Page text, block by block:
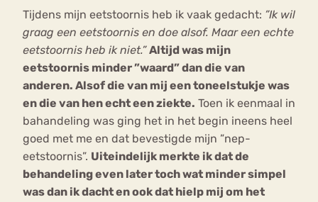
Tijdens mijn eetstoornis heb ik vaak gedacht: ”Ik wil
graag een eetstoornis en doe alsof. Maar een echte
eetstoornis heb ik niet.” Altijd was mijn
eetstoornis minder ”waard” dan die van
anderen. Alsof die van mij een toneelstukje was
en die van hen echt een ziekte. Toen ik eenmaal in
bahandeling was ging het in het begin ineens heel
goed met me en dat bevestigde mijn ”nep-
eetstoornis”. Uiteindelijk merkte ik dat de
behandeling even later toch wat minder simpel
was dan ik dacht en ook dat hielp mij om het